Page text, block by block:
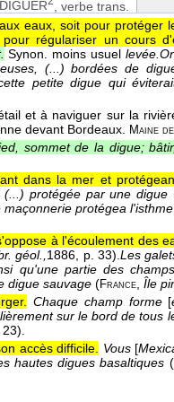
DIGUER
, verbe trans.
eaux, soit pour protéger
régulariser un cours
Synon. moins usuel levée.
(...) bordées de
petite digue qui
et à naviguer sur la
devant Bordeaux. Maine
sommet de la digue;
dans la mer et
protégée par une digue
protégea l'isthme
à l'écoulement des
géol.,1886, p. 33).Les
qu'une partie des champs
digue sauvage (France, Île
Chaque champ forme[
sur le bord de tous
23).
accès difficile. Vous[
hautes digues basaltiques (